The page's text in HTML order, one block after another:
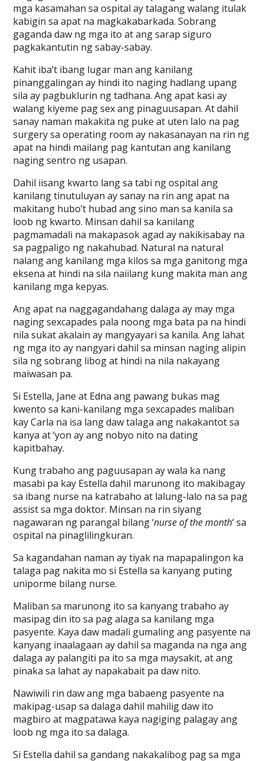
mga kasamahan sa ospital ay talagang walang itulak
kabigin sa apat na magkakabarkada. Sobrang
gaganda daw ng mga ito at ang sarap siguro
pagkakantutin ng sabay-sabay.
Kahit iba’t ibang lugar man ang kanilang
pinanggalingan ay hindi ito naging hadlang upang
sila ay pagbuklurin ng tadhana. Ang apat kasi ay
walang kiyeme pag sex ang pinaguusapan. At dahil
sanay naman makakita ng puke at uten lalo na pag
surgery sa operating room ay nakasanayan na rin ng
apat na hindi mailang pag kantutan ang kanilang
naging sentro ng usapan.
Dahil iisang kwarto lang sa tabi ng ospital ang
kanilang tinutuluyan ay sanay na rin ang apat na
makitang hubo’t hubad ang sino man sa kanila sa
loob ng kwarto. Minsan dahil sa kanilang
pagmamadali na makapasok agad ay nakikisabay na
sa pagpaligo ng nakahubad. Natural na natural
nalang ang kanilang mga kilos sa mga ganitong mga
eksena at hindi na sila naiilang kung makita man ang
kanilang mga kepyas.
Ang apat na naggagandahang dalaga ay may mga
naging sexcapades pala noong mga bata pa na hindi
nila sukat akalain ay mangyayari sa kanila. Ang lahat
ng mga ito ay nangyari dahil sa minsan naging alipin
sila ng sobrang libog at hindi na nila nakayang
maiwasan pa.
Si Estella, Jane at Edna ang pawang bukas mag
kwento sa kani-kanilang mga sexcapades maliban
kay Carla na isa lang daw talaga ang nakakantot sa
kanya at ‘yon ay ang nobyo nito na dating
kapitbahay.
Kung trabaho ang paguusapan ay wala ka nang
masabi pa kay Estella dahil marunong ito makibagay
sa ibang nurse na katrabaho at lalung-lalo na sa pag
assist sa mga doktor. Minsan na rin siyang
nagawaran ng parangal bilang ‘nurse of the month‘ sa
ospital na pinaglilingkuran.
Sa kagandahan naman ay tiyak na mapapalingon ka
talaga pag nakita mo si Estella sa kanyang puting
uniporme bilang nurse.
Maliban sa marunong ito sa kanyang trabaho ay
masipag din ito sa pag alaga sa kanilang mga
pasyente. Kaya daw madali gumaling ang pasyente na
kanyang inaalagaan ay dahil sa maganda na nga ang
dalaga ay palangiti pa ito sa mga maysakit, at ang
pinaka sa lahat ay napakabait pa daw nito.
Nawiwili rin daw ang mga babaeng pasyente na
makipag-usap sa dalaga dahil mahilig daw ito
magbiro at magpatawa kaya nagiging palagay ang
loob ng mga ito sa dalaga.
Si Estella dahil sa gandang nakakalibog pag sa mga